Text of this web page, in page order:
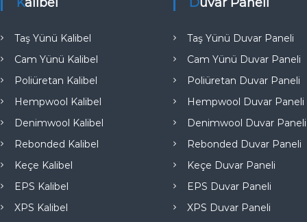
Taş Yünü Kalibel
Cam Yünü Kalibel
Poliüretan Kalibel
Hempwool Kalibel
Denimwool Kalibel
Rebonded Kalibel
Keçe Kalibel
EPS Kalibel
XPS Kalibel
Taş Yünü Duvar Paneli
Cam Yünü Duvar Paneli
Poliüretan Duvar Paneli
Hempwool Duvar Paneli
Denimwool Duvar Paneli
Rebonded Duvar Paneli
Keçe Duvar Paneli
EPS Duvar Paneli
XPS Duvar Paneli